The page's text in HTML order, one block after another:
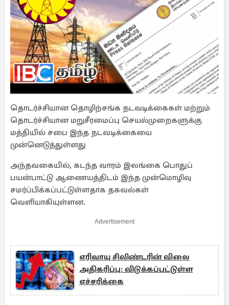
தொடர்ச்சியான தொழிற்சங்க நடவடிக்கைகள் மற்றும்
தொடர்ச்சியான மறுசீரமைப்பு செயல்முறைகளுக்கு
மத்தியில் சபை இந்த நடவடிக்கையை
முன்னெடுத்துள்ளது
அந்தவகையில், கடந்த வாரம் இலங்கை பொதுப்
பயன்பாட்டு ஆணையத்திடம் இந்த முன்மொழிவு
சமர்ப்பிக்கப்பட்டுள்ளதாக தகவல்கள்
வெளியாகியுள்ளன.
Advertisement
எரிவாயு சிலிண்டரின் விலை
அதிகரிப்பு: விடுக்கப்பட்டுள்ள
எச்சரிக்கை